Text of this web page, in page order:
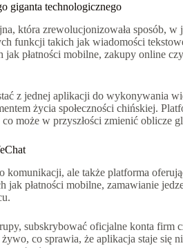
giganta technologicznego
która zrewolucjonizowała sposób, w
funkcji takich jak wiadomości
jak płatności mobilne, zakupy online
z jednej aplikacji do wykonywania
życia społeczności chińskiej.
może w przyszłości zmienić oblicze
komunikacji, ale także platforma
jak płatności mobilne, zamawianie
subskrybować oficjalne konta firm
co sprawia, że aplikacja staje się